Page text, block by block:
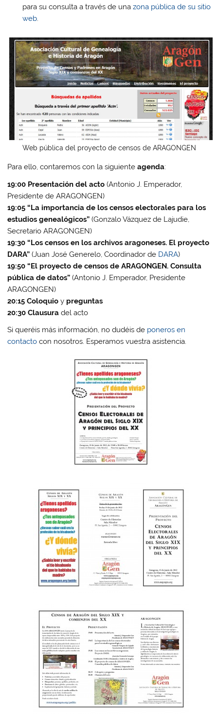
para su consulta a través de una zona pública de su sitio
web.
Web pública del proyecto de censos de ARAGONGEN
Para ello, contaremos con la siguienteagenda:
19:00 Presentación del acto (Antonio J. Emperador,
Presidente de ARAGONGEN)
19:05 “La importancia de los censos electorales para los
estudios genealógicos” (Gonzalo Vázquez de Lajudie,
Secretario ARAGONGEN)
19:30 “Los censos en los archivos aragoneses. El proyecto
DARA” (Juan José Generelo, Coordinador de DARA)
19:50 “El proyecto de censos de ARAGONGEN. Consulta
pública de datos” (Antonio J. Emperador, Presidente
ARAGONGEN)
20:15 Coloquio y preguntas
20:30 Clausura del acto
Si queréis más información, no dudéis de poneros en
contacto con nosotros. Esperamos vuestra asistencia.